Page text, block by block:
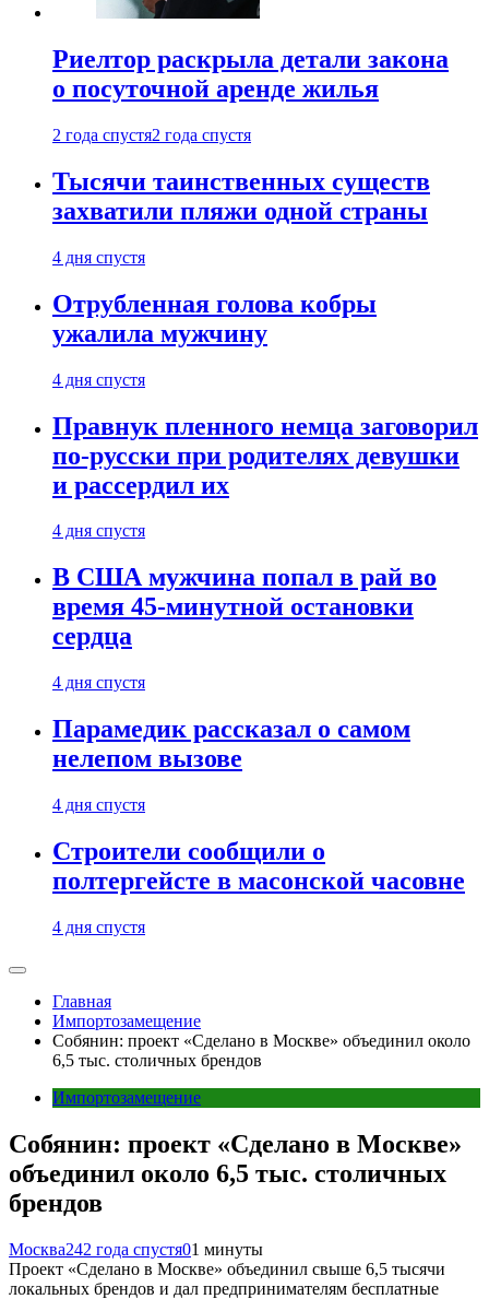
Риелтор раскрыла детали закона
о посуточной аренде жилья
2 года спустя2 года спустя
Тысячи таинственных существ
захватили пляжи одной страны
4 дня спустя
Отрубленная голова кобры
ужалила мужчину
4 дня спустя
Правнук пленного немца заговорил
по-русски при родителях девушки
и рассердил их
4 дня спустя
В США мужчина попал в рай во
время 45-минутной остановки
сердца
4 дня спустя
Парамедик рассказал о самом
нелепом вызове
4 дня спустя
Строители сообщили о
полтергейсте в масонской часовне
4 дня спустя
Главная
Импортозамещение
Собянин: проект «Сделано в Москве» объединил около
6,5 тыс. столичных брендов
Импортозамещение
Собянин: проект «Сделано в Москве»
объединил около 6,5 тыс. столичных
брендов
Москва242 года спустя01 минуты
Проект «Сделано в Москве» объединил свыше 6,5 тысячи
локальных брендов и дал предпринимателям бесплатные